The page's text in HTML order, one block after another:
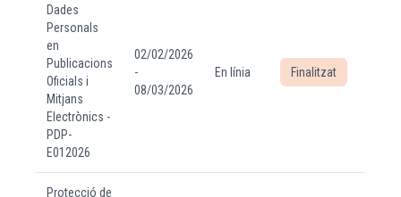
Dades
Personals
en
Publicacions
Oficials i
Mitjans
Electrònics -
PDP-
E012026
02/02/2026
-
08/03/2026
En línia Finalitzat
Protecció de